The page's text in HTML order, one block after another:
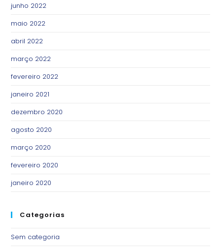
junho 2022
maio 2022
abril 2022
março 2022
fevereiro 2022
janeiro 2021
dezembro 2020
agosto 2020
março 2020
fevereiro 2020
janeiro 2020
Categorias
Sem categoria